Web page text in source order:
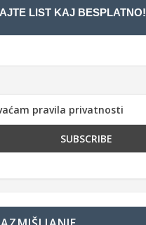
LIST KAJ BESPLATNO!
pravila privatnosti